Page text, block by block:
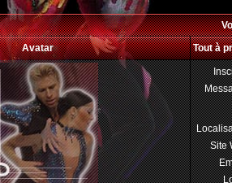
Avatar
Tout à
Site